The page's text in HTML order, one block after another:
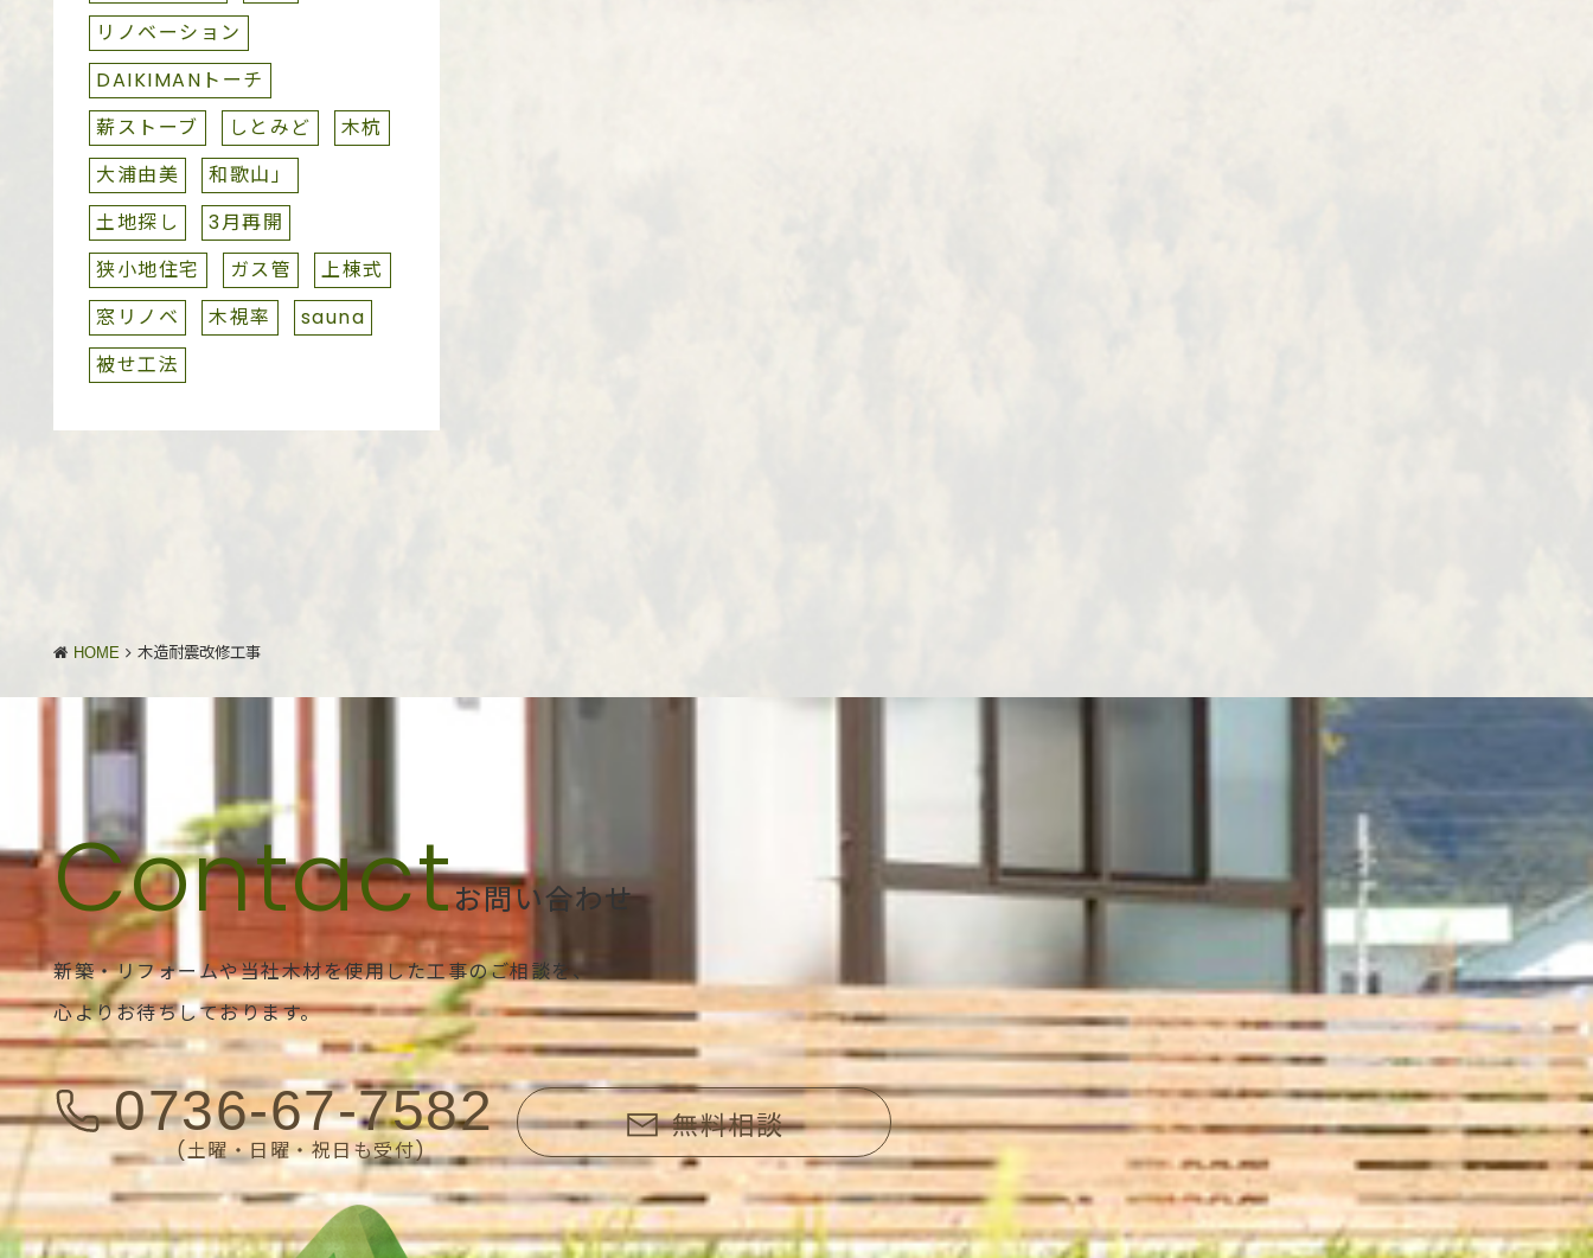
リノベーション
DAIKIMANトーチ
薪ストーブ
しとみど
木杭
大浦由美
和歌山」
土地探し
3月再開
狭小地住宅
ガス管
上棟式
窓リノベ
木視率
sauna
被せ工法
HOME 木造耐震改修工事
お問い合わせ
新築・リフォームや当社木材を使用した工事のご相談を、
心よりお待ちしております。
0736-67-7582
(土曜・日曜・祝日も受付)
無料相談